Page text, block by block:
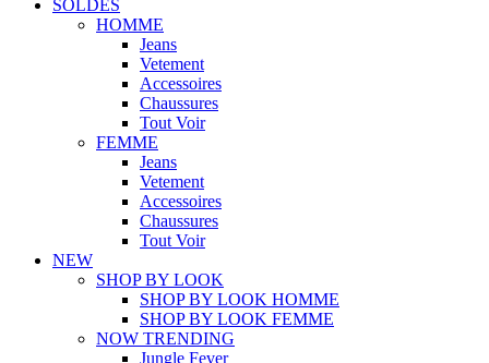
SOLDES
HOMME
Jeans
Vetement
Accessoires
Chaussures
Tout Voir
FEMME
Jeans
Vetement
Accessoires
Chaussures
Tout Voir
NEW
SHOP BY LOOK
SHOP BY LOOK HOMME
SHOP BY LOOK FEMME
NOW TRENDING
Jungle Fever